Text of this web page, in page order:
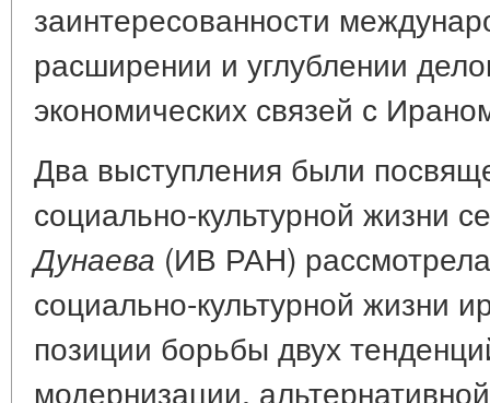
заинтересованности
расширении и углублении
экономических связей с
Два выступления были
социально-культурной жизни
Дунаева (ИВ РАН)
социально-культурной жизни
позиции борьбы двух
модернизации,